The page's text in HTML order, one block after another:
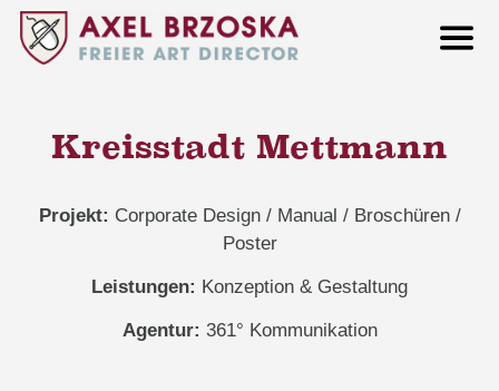
Kreisstadt Mettmann
Projekt: Corporate Design / Manual / Broschüren /
Poster
Leistungen: Konzeption & Gestaltung
Agentur: 361° Kommunikation